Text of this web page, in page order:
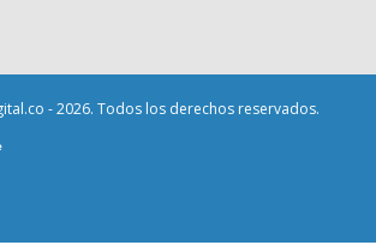
- 2026. Todos los derechos reservados.